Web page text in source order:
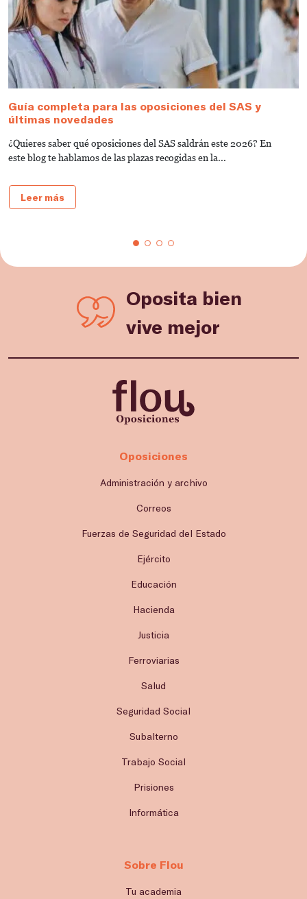
Guía completa para las oposiciones del SAS y
últimas novedades
¿Quieres saber qué oposiciones del SAS saldrán este 2026? En
este blog te hablamos de las plazas recogidas en la...
Leer más
Oposita bien
vive mejor
Oposiciones
Administración y archivo
Correos
Fuerzas de Seguridad del Estado
Ejército
Educación
Hacienda
Justicia
Ferroviarias
Salud
Seguridad Social
Subalterno
Trabajo Social
Prisiones
Informática
Sobre Flou
Tu academia